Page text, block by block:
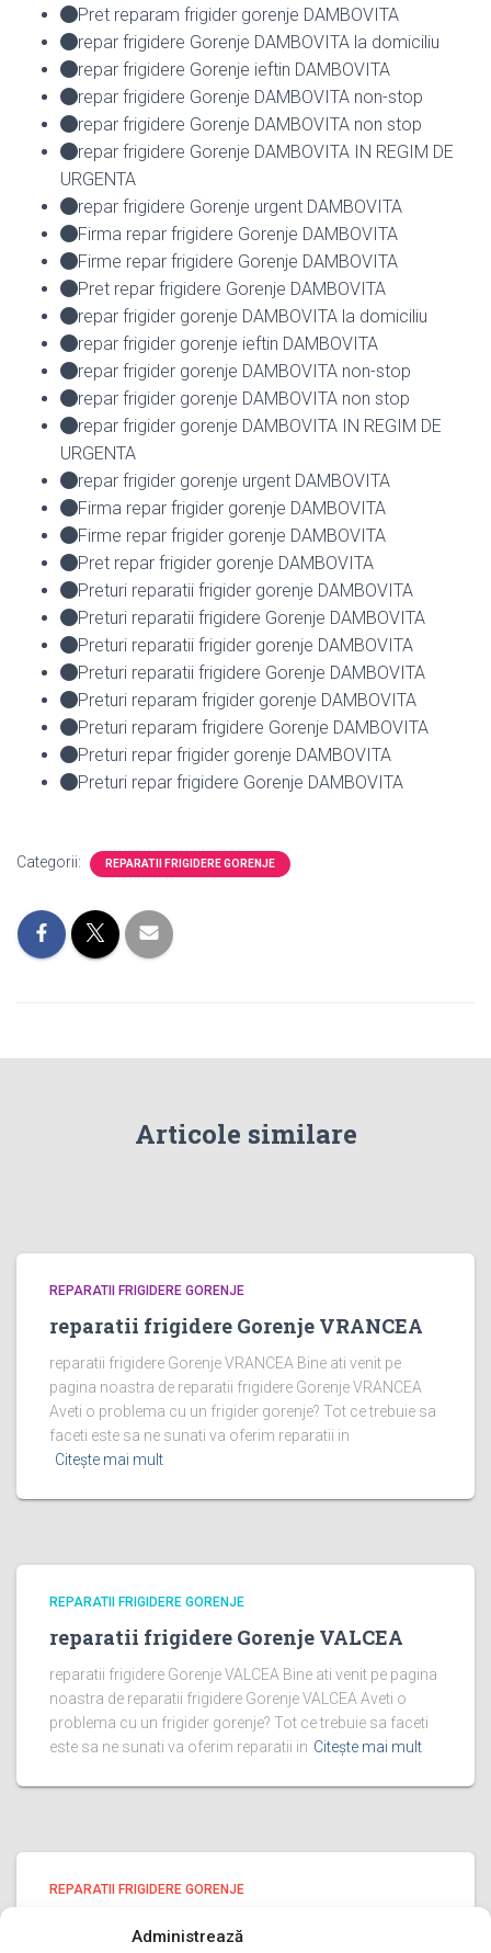
Administrează
Pret reparam frigider gorenje DAMBOVITA
repar frigidere Gorenje DAMBOVITA la domiciliu
repar frigidere Gorenje ieftin DAMBOVITA
repar frigidere Gorenje DAMBOVITA non-stop
repar frigidere Gorenje DAMBOVITA non stop
repar frigidere Gorenje DAMBOVITA IN REGIM DE
URGENTA
repar frigidere Gorenje urgent DAMBOVITA
Firma repar frigidere Gorenje DAMBOVITA
Firme repar frigidere Gorenje DAMBOVITA
Pret repar frigidere Gorenje DAMBOVITA
repar frigider gorenje DAMBOVITA la domiciliu
repar frigider gorenje ieftin DAMBOVITA
repar frigider gorenje DAMBOVITA non-stop
repar frigider gorenje DAMBOVITA non stop
repar frigider gorenje DAMBOVITA IN REGIM DE
URGENTA
repar frigider gorenje urgent DAMBOVITA
Firma repar frigider gorenje DAMBOVITA
Firme repar frigider gorenje DAMBOVITA
Pret repar frigider gorenje DAMBOVITA
Preturi reparatii frigider gorenje DAMBOVITA
Preturi reparatii frigidere Gorenje DAMBOVITA
Preturi reparatii frigider gorenje DAMBOVITA
Preturi reparatii frigidere Gorenje DAMBOVITA
Preturi reparam frigider gorenje DAMBOVITA
Preturi reparam frigidere Gorenje DAMBOVITA
Preturi repar frigider gorenje DAMBOVITA
Preturi repar frigidere Gorenje DAMBOVITA
Categorii: REPARATII FRIGIDERE GORENJE
Articole similare
REPARATII FRIGIDERE GORENJE
reparatii frigidere Gorenje VRANCEA
reparatii frigidere Gorenje VRANCEA Bine ati venit pe
pagina noastra de reparatii frigidere Gorenje VRANCEA
Aveti o problema cu un frigider gorenje? Tot ce trebuie sa
faceti este sa ne sunati va oferim reparatii in
Citește mai mult
REPARATII FRIGIDERE GORENJE
reparatii frigidere Gorenje VALCEA
reparatii frigidere Gorenje VALCEA Bine ati venit pe pagina
noastra de reparatii frigidere Gorenje VALCEA Aveti o
problema cu un frigider gorenje? Tot ce trebuie sa faceti
este sa ne sunati va oferim reparatii in Citește mai mult
REPARATII FRIGIDERE GORENJE
reparatii frigidere Gorenje PRAHOVA